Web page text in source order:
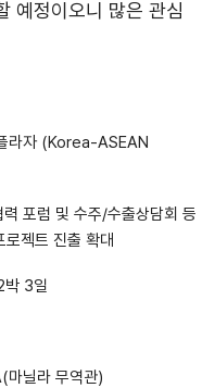
예정이오니 많은 관심
라자 (Korea-ASEAN
포럼 및 수주/수출상담회 등
젝트 진출 확대
3일
마닐라 무역관)